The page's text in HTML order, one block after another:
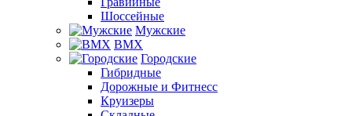
Шоссейные
Мужские
BMX
Городские
Гибридные
Дорожные и Фитнесс
Круизеры